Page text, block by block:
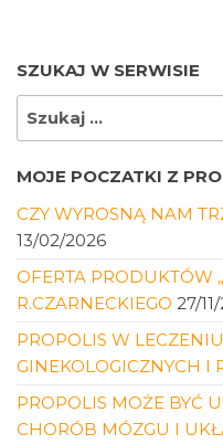
SZUKAJ W SERWISIE
SZUKAJ:
MOJE POCZATKI Z
CZY WYROSNĄ NAM
13/02/2026
OFERTA PRODUKTÓW
R.CZARNECKIEGO 27/
PROPOLIS W
GINEKOLOGICZNYCH I
PROPOLIS MOŻE BYĆ
CHORÓB MÓZGU I